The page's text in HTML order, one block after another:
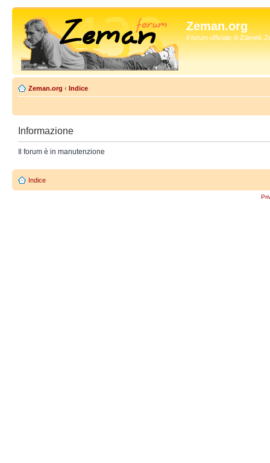
Zeman.org
Il forum ufficiale di Zdenek
Zeman.org ‹ Indice
Informazione
Il forum è in manutenzione
Indice